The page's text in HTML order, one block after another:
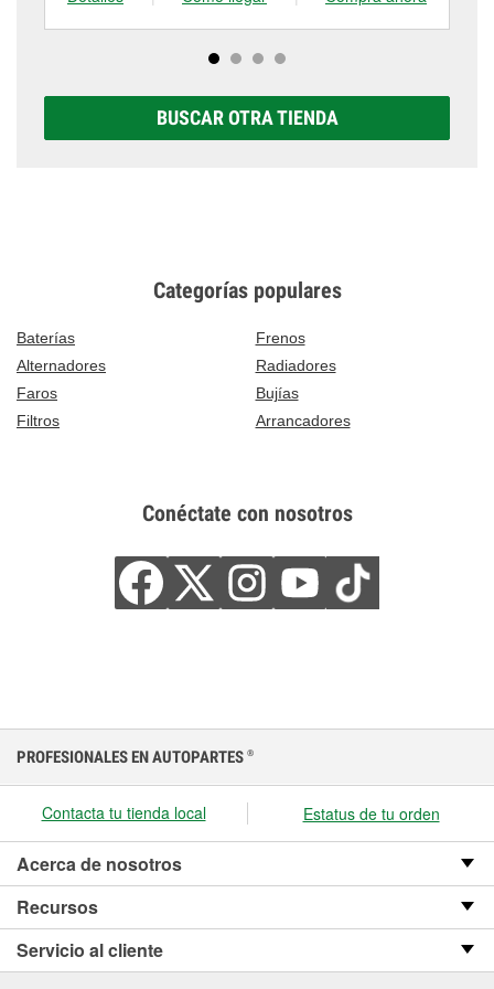
BUSCAR OTRA TIENDA
Categorías populares
Baterías
Frenos
Alternadores
Radiadores
Faros
Bujías
Filtros
Arrancadores
Conéctate con nosotros
PROFESIONALES EN AUTOPARTES ®
Contacta tu tienda local Estatus de tu orden
Acerca de nosotros
Recursos
Servicio al cliente